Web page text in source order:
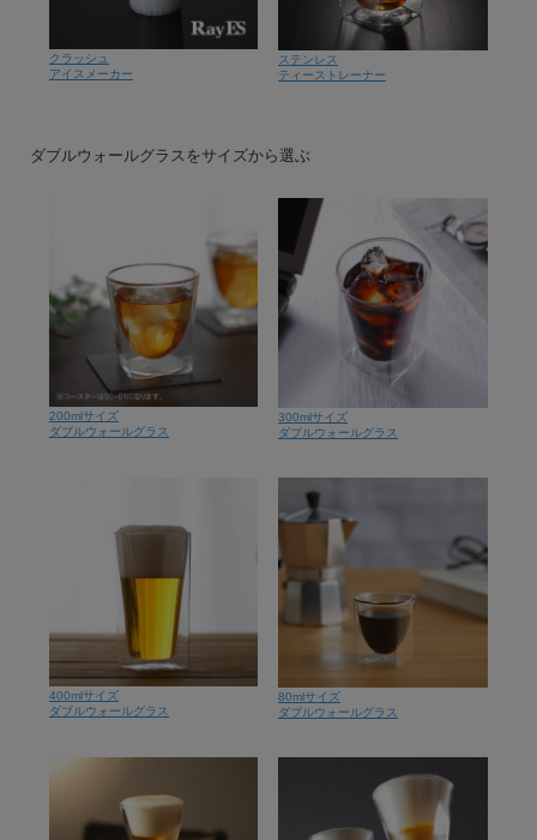
クラッシュ
アイスメーカー
ステンレス
ティーストレーナー
ダブルウォールグラスをサイズから選ぶ
200mlサイズ
ダブルウォールグラス
300mlサイズ
ダブルウォールグラス
400mlサイズ
ダブルウォールグラス
80mlサイズ
ダブルウォールグラス